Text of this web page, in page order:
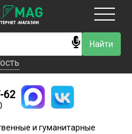
62
и гуманитарные